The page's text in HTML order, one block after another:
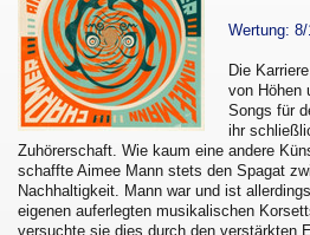
Wertung:
Die
von Höhen
Songs für
ihr
Zuhörerschaft. Wie kaum eine andere
schaffte Aimee Mann stets den Spagat
Nachhaltigkeit. Mann war und ist
eigenen auferlegten musikalischen
versuchte sie dies durch den verstärkten